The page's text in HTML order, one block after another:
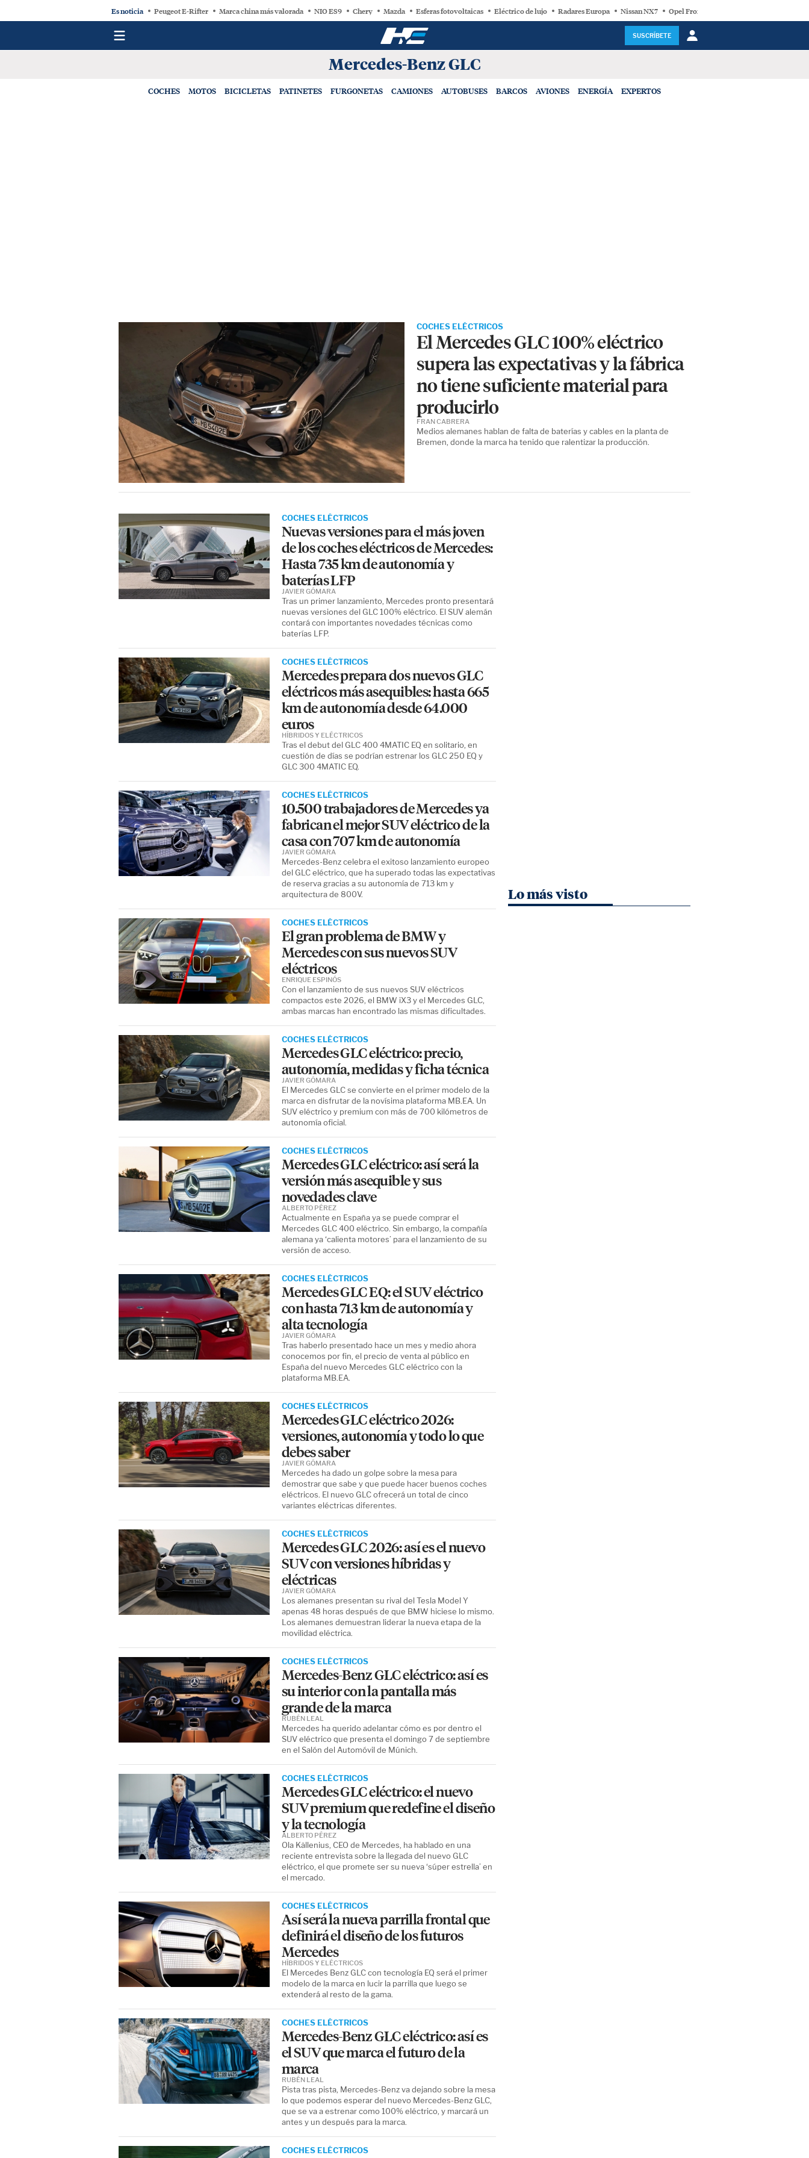
Es noticia Peugeot E-Rifter Marca china más valorada NIO ES9 Chery Mazda Esferas fotovoltaicas Eléctrico de lujo Radares Europa Nissan NX7 Opel Frontera Electric
SUSCRÍBETE
Mercedes-Benz GLC
COCHES MOTOS BICICLETAS PATINETES FURGONETAS CAMIONES AUTOBUSES BARCOS AVIONES ENERGÍA EXPERTOS
COCHES ELÉCTRICOS
El Mercedes GLC 100% eléctrico
supera las expectativas y la fábrica
no tiene suficiente material para
producirlo
Medios alemanes hablan de falta de baterías y cables en la planta de
Bremen, donde la marca ha tenido que ralentizar la producción.
FRAN CABRERA
COCHES ELÉCTRICOS
Nuevas versiones para el más joven
de los coches eléctricos de Mercedes:
Hasta 735 km de autonomía y
baterías LFP
Tras un primer lanzamiento, Mercedes pronto presentará
nuevas versiones del GLC 100% eléctrico. El SUV alemán
contará con importantes novedades técnicas como
baterías LFP.
JAVIER GÓMARA
COCHES ELÉCTRICOS
Mercedes prepara dos nuevos GLC
eléctricos más asequibles: hasta 665
km de autonomía desde 64.000
euros
Tras el debut del GLC 400 4MATIC EQ en solitario, en
cuestión de días se podrían estrenar los GLC 250 EQ y
GLC 300 4MATIC EQ.
HÍBRIDOS Y ELÉCTRICOS
COCHES ELÉCTRICOS
10.500 trabajadores de Mercedes ya
fabrican el mejor SUV eléctrico de la
casa con 707 km de autonomía
Mercedes-Benz celebra el exitoso lanzamiento europeo
del GLC eléctrico, que ha superado todas las expectativas
de reserva gracias a su autonomía de 713 km y
arquitectura de 800V.
JAVIER GÓMARA
COCHES ELÉCTRICOS
El gran problema de BMW y
Mercedes con sus nuevos SUV
eléctricos
Con el lanzamiento de sus nuevos SUV eléctricos
compactos este 2026, el BMW iX3 y el Mercedes GLC,
ambas marcas han encontrado las mismas dificultades.
ENRIQUE ESPINÓS
COCHES ELÉCTRICOS
Mercedes GLC eléctrico: precio,
autonomía, medidas y ficha técnica
El Mercedes GLC se convierte en el primer modelo de la
marca en disfrutar de la novísima plataforma MB.EA. Un
SUV eléctrico y premium con más de 700 kilómetros de
autonomía oficial.
JAVIER GÓMARA
COCHES ELÉCTRICOS
Mercedes GLC eléctrico: así será la
versión más asequible y sus
novedades clave
Actualmente en España ya se puede comprar el
Mercedes GLC 400 eléctrico. Sin embargo, la compañía
alemana ya ‘calienta motores’ para el lanzamiento de su
versión de acceso.
ALBERTO PÉREZ
COCHES ELÉCTRICOS
Mercedes GLC EQ: el SUV eléctrico
con hasta 713 km de autonomía y
alta tecnología
Tras haberlo presentado hace un mes y medio ahora
conocemos por fin, el precio de venta al público en
España del nuevo Mercedes GLC eléctrico con la
plataforma MB.EA.
JAVIER GÓMARA
COCHES ELÉCTRICOS
Mercedes GLC eléctrico 2026:
versiones, autonomía y todo lo que
debes saber
Mercedes ha dado un golpe sobre la mesa para
demostrar que sabe y que puede hacer buenos coches
eléctricos. El nuevo GLC ofrecerá un total de cinco
variantes eléctricas diferentes.
JAVIER GÓMARA
COCHES ELÉCTRICOS
Mercedes GLC 2026: así es el nuevo
SUV con versiones híbridas y
eléctricas
Los alemanes presentan su rival del Tesla Model Y
apenas 48 horas después de que BMW hiciese lo mismo.
Los alemanes demuestran liderar la nueva etapa de la
movilidad eléctrica.
JAVIER GÓMARA
COCHES ELÉCTRICOS
Mercedes-Benz GLC eléctrico: así es
su interior con la pantalla más
grande de la marca
Mercedes ha querido adelantar cómo es por dentro el
SUV eléctrico que presenta el domingo 7 de septiembre
en el Salón del Automóvil de Múnich.
RUBÉN LEAL
COCHES ELÉCTRICOS
Mercedes GLC eléctrico: el nuevo
SUV premium que redefine el diseño
y la tecnología
Ola Källenius, CEO de Mercedes, ha hablado en una
reciente entrevista sobre la llegada del nuevo GLC
eléctrico, el que promete ser su nueva ‘súper estrella’ en
el mercado.
ALBERTO PÉREZ
COCHES ELÉCTRICOS
Así será la nueva parrilla frontal que
definirá el diseño de los futuros
Mercedes
El Mercedes Benz GLC con tecnología EQ será el primer
modelo de la marca en lucir la parrilla que luego se
extenderá al resto de la gama.
HÍBRIDOS Y ELÉCTRICOS
COCHES ELÉCTRICOS
Mercedes-Benz GLC eléctrico: así es
el SUV que marca el futuro de la
marca
Pista tras pista, Mercedes-Benz va dejando sobre la mesa
lo que podemos esperar del nuevo Mercedes-Benz GLC,
que se va a estrenar como 100% eléctrico, y marcará un
antes y un después para la marca.
RUBÉN LEAL
COCHES ELÉCTRICOS
Lo más visto